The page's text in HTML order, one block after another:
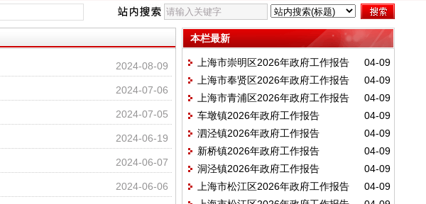
2024-08-09
2024-07-06
2024-07-05
2024-06-19
2024-06-07
2024-06-06
本栏最新
04-09
上海市崇明区2026年政府工作报告
04-09
上海市奉贤区2026年政府工作报告
04-09
上海市青浦区2026年政府工作报告
04-09
车墩镇2026年政府工作报告
04-09
泗泾镇2026年政府工作报告
04-09
新桥镇2026年政府工作报告
04-09
洞泾镇2026年政府工作报告
04-09
上海市松江区2026年政府工作报告